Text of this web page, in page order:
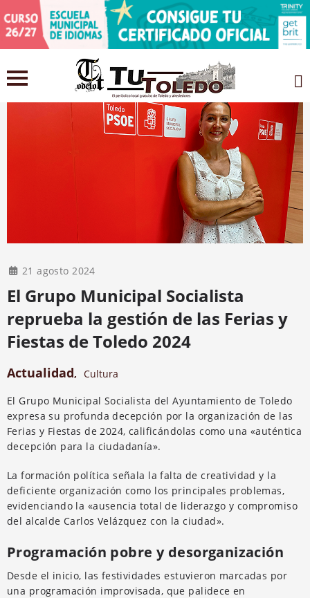
21 agosto 2024
El Grupo Municipal Socialista
reprueba la gestión de las Ferias y
Fiestas de Toledo 2024
Actualidad, Cultura
El Grupo Municipal Socialista del Ayuntamiento de Toledo
expresa su profunda decepción por la organización de las
Ferias y Fiestas de 2024, calificándolas como una «auténtica
decepción para la ciudadanía».
La formación política señala la falta de creatividad y la
deficiente organización como los principales problemas,
evidenciando la «ausencia total de liderazgo y compromiso
del alcalde Carlos Velázquez con la ciudad».
Programación pobre y desorganización
Desde el inicio, las festividades estuvieron marcadas por
una programación improvisada, que palidece en